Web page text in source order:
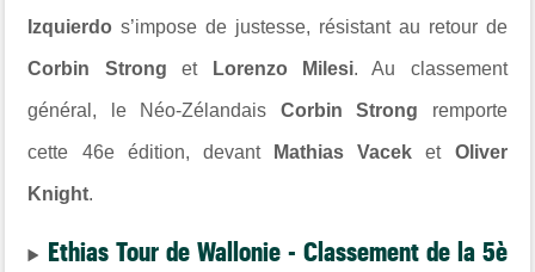
Izquierdo s’impose de justesse, résistant au retour de
Corbin Strong et Lorenzo Milesi. Au classement
général, le Néo-Zélandais Corbin Strong remporte
cette 46e édition, devant Mathias Vacek et Oliver
Knight.
Ethias Tour de Wallonie - Classement de la 5è